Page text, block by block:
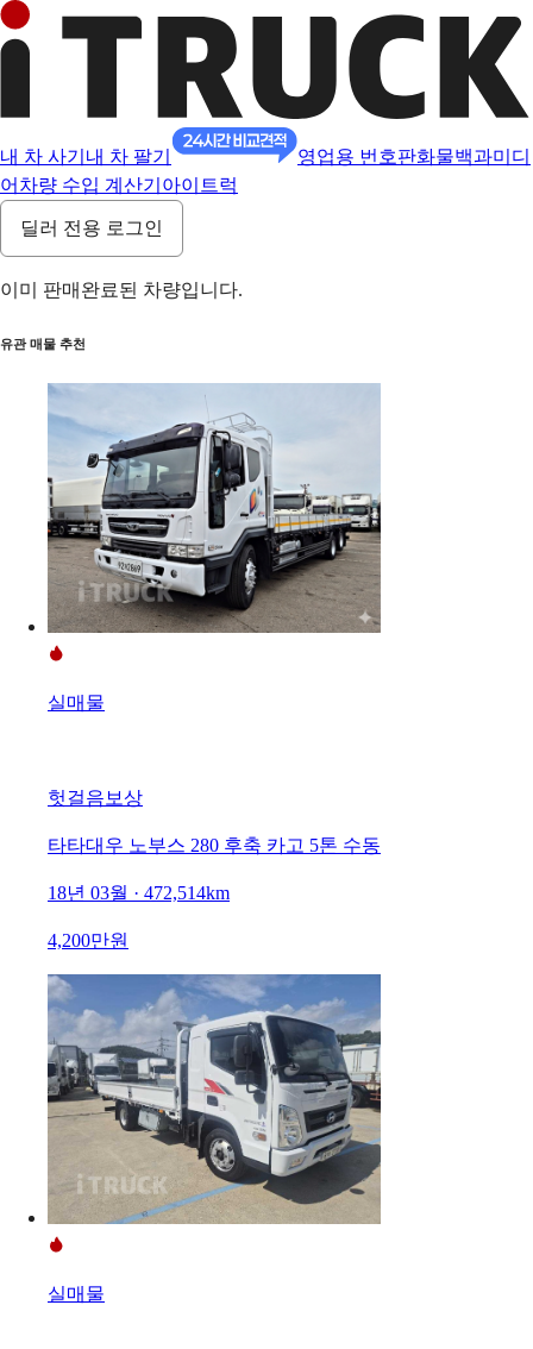
내 차 사기 내 차 팔기 영업용 번호판화물백과미디
어 차량 수입 계산기 아이트럭
딜러 전용 로그인
이미 판매완료된 차량입니다.
유관 매물 추천
실매물
헛걸음보상
타타대우 노부스 280 후축 카고 5톤 수동
18년 03월 · 472,514km
4,200만원
실매물